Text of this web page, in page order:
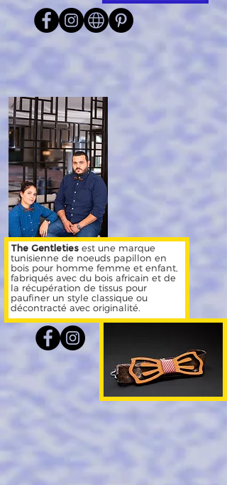
The Gentleties est une marque
tunisienne de noeuds papillon en
bois pour homme femme et enfant,
fabriqués avec du bois africain et de
la récupération de tissus pour
paufiner un style classique ou
décontracté avec originalité.